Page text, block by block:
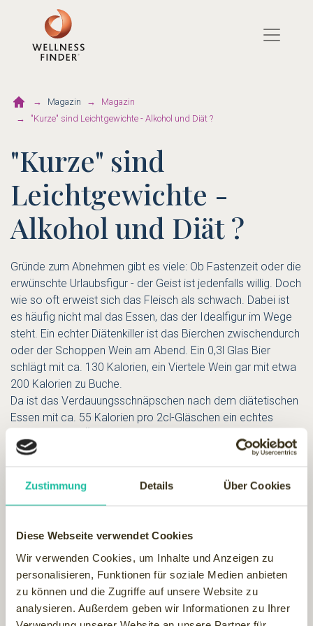
Zustimmung Details Über Cookies
Diese Webseite verwendet Cookies
Wir verwenden Cookies, um Inhalte und Anzeigen zu
personalisieren, Funktionen für soziale Medien anbieten
zu können und die Zugriffe auf unsere Website zu
analysieren. Außerdem geben wir Informationen zu Ihrer
Magazin
Magazin
"Kurze" sind Leichtgewichte - Alkohol und Diät ?
"Kurze" sind
Leichtgewichte -
Alkohol und Diät ?
Gründe zum Abnehmen gibt es viele: Ob Fastenzeit oder die
erwünschte Urlaubsfigur - der Geist ist jedenfalls willig. Doch
wie so oft erweist sich das Fleisch als schwach. Dabei ist
es häufig nicht mal das Essen, das der Idealfigur im Wege
steht. Ein echter Diätenkiller ist das Bierchen zwischendurch
oder der Schoppen Wein am Abend. Ein 0,3l Glas Bier
schlägt mit ca. 130 Kalorien, ein Viertele Wein gar mit etwa
200 Kalorien zu Buche.
Da ist das Verdauungsschnäpschen nach dem diätetischen
Essen mit ca. 55 Kalorien pro 2cl-Gläschen ein echtes
unter den alkoholischen Getränken. Sie enthalten weniger
Spirituose nur 5,1 Gramm reinen Alkohol, während ein Glas
Wein (0,2l) 17,6 Gramm zählt und ein 0,3l-Glas Bier rund 11,5
(0,1l) kommt immerhin noch auf 8,8 Gramm. Schwer ins
Gewicht fallen jedoch alle genannten Kandidaten, wenn´s
ums Autofahren geht:
Da sollte man entweder die Finger ganz weg von ihnen
lassen oder zu Fuß gehen. Für eine ernst gemeinte Diät ist
beides günstig.